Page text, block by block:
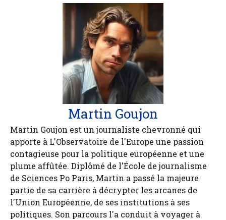
Martin Goujon
Martin Goujon est un journaliste chevronné qui
apporte à L'Observatoire de l'Europe une passion
contagieuse pour la politique européenne et une
plume affûtée. Diplômé de l'École de journalisme
de Sciences Po Paris, Martin a passé la majeure
partie de sa carrière à décrypter les arcanes de
l'Union Européenne, de ses institutions à ses
politiques. Son parcours l'a conduit à voyager à